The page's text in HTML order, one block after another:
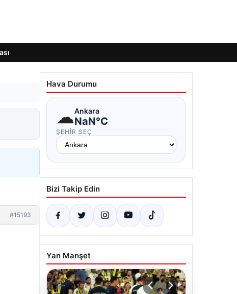
#15193
Hava Durumu
☁Ankara
NaN°C
ŞEHIR SEÇ
Bizi Takip Edin
Yan Manşet